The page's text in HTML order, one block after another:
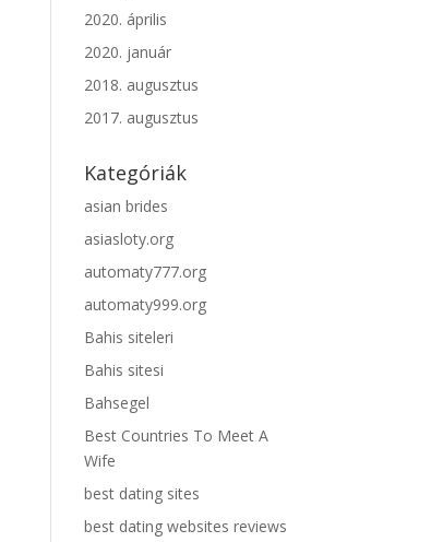
2020. április
2020. január
2018. augusztus
2017. augusztus
Kategóriák
asian brides
asiasloty.org
automaty777.org
automaty999.org
Bahis siteleri
Bahis sitesi
Bahsegel
Best Countries To Meet A
Wife
best dating sites
best dating websites reviews